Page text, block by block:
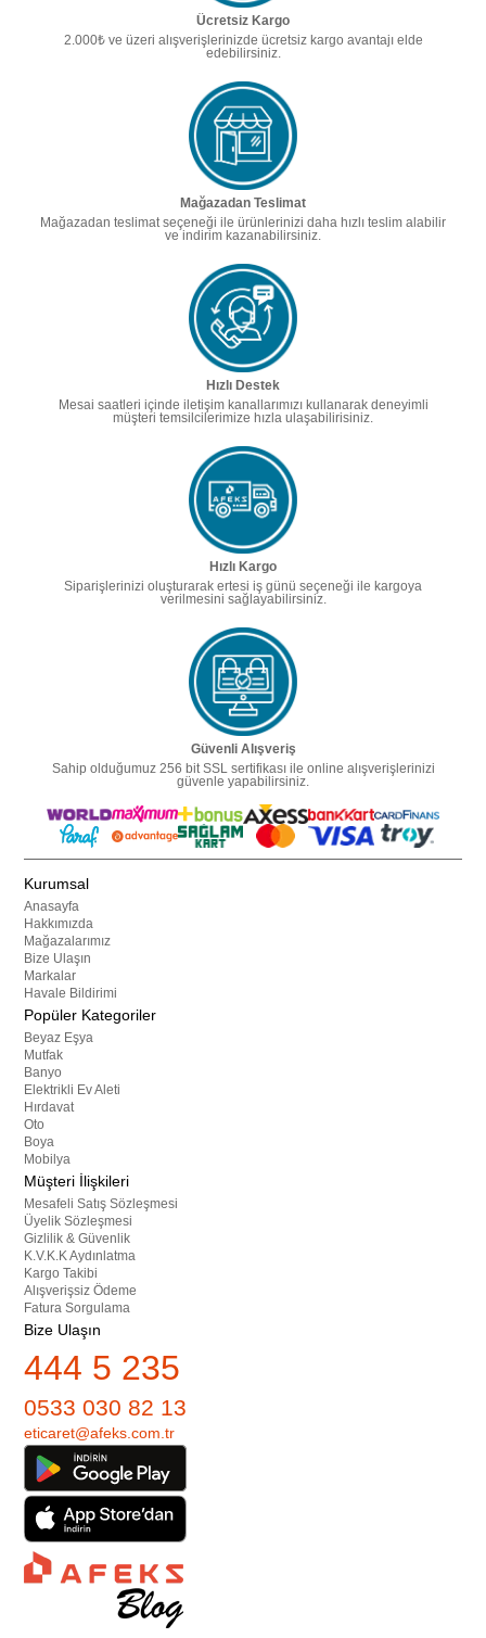
Ücretsiz Kargo
2.000₺ ve üzeri alışverişlerinizde ücretsiz kargo avantajı elde
edebilirsiniz.
Mağazadan Teslimat
Mağazadan teslimat seçeneği ile ürünlerinizi daha hızlı teslim alabilir
ve indirim kazanabilirsiniz.
Hızlı Destek
Mesai saatleri içinde iletişim kanallarımızı kullanarak deneyimli
müşteri temsilcilerimize hızla ulaşabilirisiniz.
Hızlı Kargo
Siparişlerinizi oluşturarak ertesi iş günü seçeneği ile kargoya
verilmesini sağlayabilirsiniz.
Güvenli Alışveriş
Sahip olduğumuz 256 bit SSL sertifikası ile online alışverişlerinizi
güvenle yapabilirsiniz.
Kurumsal
Anasayfa
Hakkımızda
Mağazalarımız
Bize Ulaşın
Markalar
Havale Bildirimi
Popüler Kategoriler
Beyaz Eşya
Mutfak
Banyo
Elektrikli Ev Aleti
Hırdavat
Oto
Boya
Mobilya
Müşteri İlişkileri
Mesafeli Satış Sözleşmesi
Üyelik Sözleşmesi
Gizlilik & Güvenlik
K.V.K.K Aydınlatma
Kargo Takibi
Alışverişsiz Ödeme
Fatura Sorgulama
Bize Ulaşın
444 5 235
0533 030 82 13
eticaret@afeks.com.tr